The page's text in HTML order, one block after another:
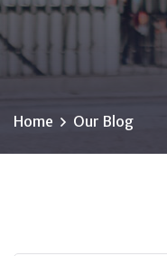
Home Our Blog